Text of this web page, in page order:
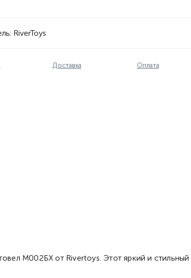
RiverToys
Доставка Оплата
М002БХ от Rivertoys. Этот яркий и стильный